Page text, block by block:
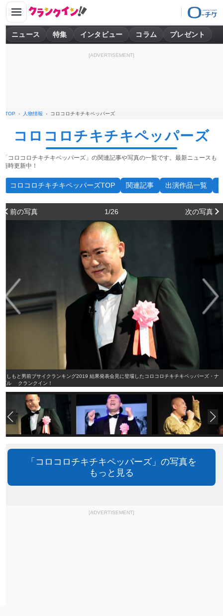
ニュース 特集 インタビュー コラム プレゼント
[ADVERTISEMENT]
TOP 人物情報 コロコロチキチキペッパーズ
コロコロチキチキペッパーズ
「コロコロチキチキペッパーズ」の関連記事や写真の一覧です。最新ニュースも
随時更新中！
コロコロチキチキペッパーズTOP 関連記事 出演作品一覧
前の写真 1/26 次の写真
よしもと男前ブサイクランキング2019 結果発表会見に登場したコロコロチキチキペッパーズ・ナ
ダル クランクイン！
「コロコロチキチキペッパーズ」の写真を
もっと見る
[ADVERTISEMENT]